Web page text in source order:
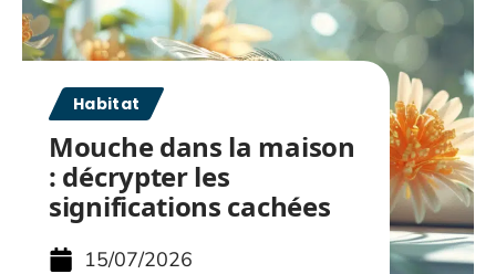
Habitat
Mouche dans la maison
: décrypter les
significations cachées
15/07/2026